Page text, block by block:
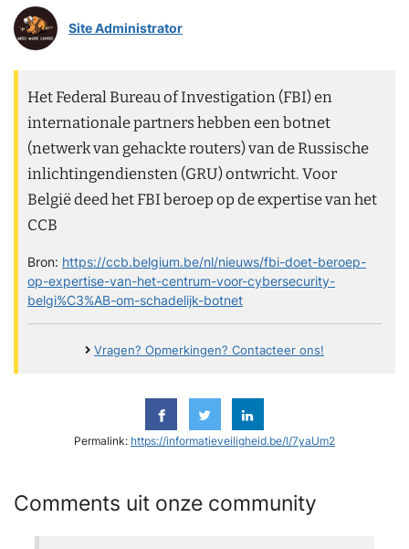
Site Administrator
Het Federal Bureau of Investigation (FBI) en
internationale partners hebben een botnet
(netwerk van gehackte routers) van de Russische
inlichtingendiensten (GRU) ontwricht. Voor
België deed het FBI beroep op de expertise van het
CCB
Bron: https://ccb.belgium.be/nl/nieuws/fbi-doet-beroep-
op-expertise-van-het-centrum-voor-cybersecurity-
belgi%C3%AB-om-schadelijk-botnet
Vragen? Opmerkingen? Contacteer ons!
Permalink: https://informatieveiligheid.be/l/7yaUm2
Comments uit onze community